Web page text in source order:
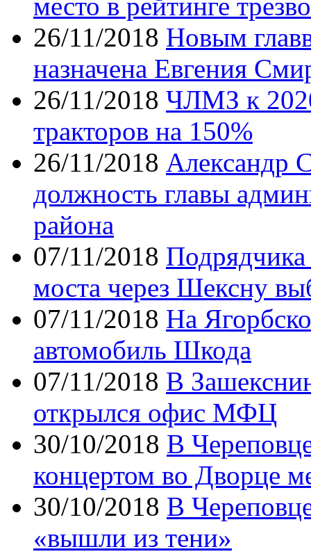
место в рейтинге
26/11/2018 Новым
назначена Евгения
26/11/2018 ЧЛМЗ к
тракторов на 150%
26/11/2018 Александр
должность главы
района
07/11/2018 Подрядчика
моста через Шексну
07/11/2018 На
автомобиль Шкода
07/11/2018 В
открылся офис МФЦ
30/10/2018 В
концертом во Дворце
30/10/2018 В
«вышли из тени»